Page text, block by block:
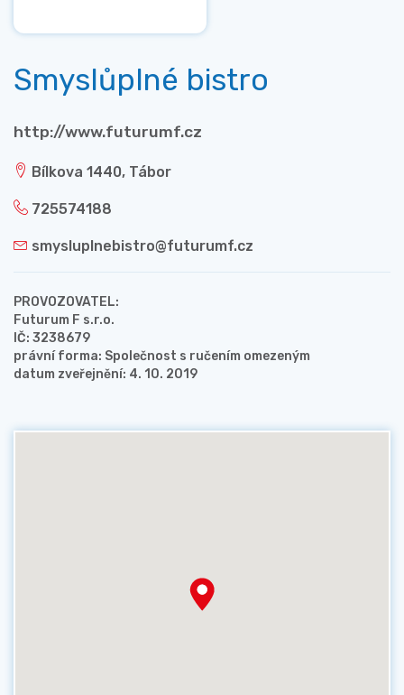
Smyslůplné bistro
http://www.futurumf.cz
Bílkova 1440, Tábor
725574188
smysluplnebistro@futurumf.cz
PROVOZOVATEL:
Futurum F s.r.o.
IČ: 3238679
právní forma: Společnost s ručením omezeným
datum zveřejnění: 4. 10. 2019